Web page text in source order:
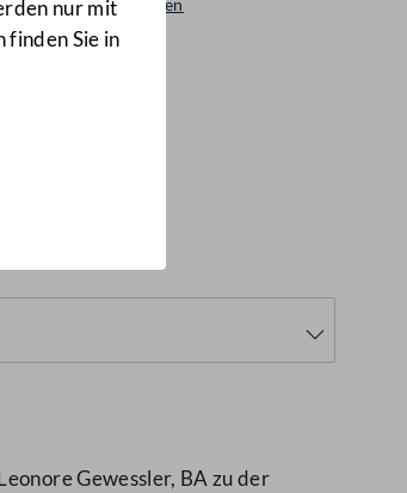
nur mit
Sie in
Beantwortungen
8501/AB
Gewessler, BA zu der